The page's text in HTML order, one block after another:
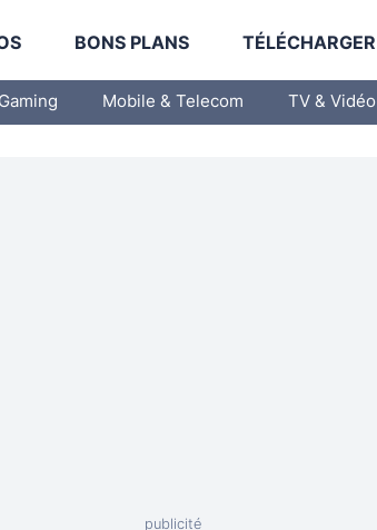
BONS PLANS TÉLÉCHARGER
Mobile & Telecom TV & Vidéo